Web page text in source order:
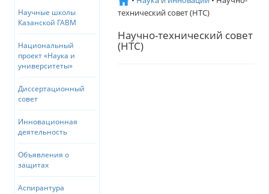
Научные школы
Казанской ГАВМ
Национальный
проект «Наука и
университеты»
Диссертационный
совет
Инновационная
деятельность
Объявления о
защитах
Аспирантура
технический совет (НТС)
Научно-технический совет
(НТС)